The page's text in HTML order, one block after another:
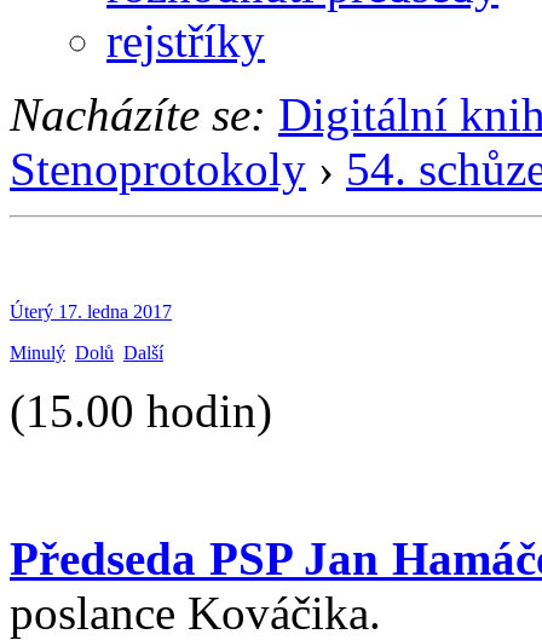
rejstříky
Nacházíte se: Digitální
Stenoprotokoly › 54.
Úterý 17. ledna 2017
Minulý Dolů Další
(15.00 hodin)
Předseda PSP Jan
poslance Kováčika.